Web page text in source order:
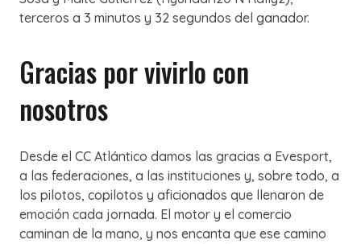
terceros a 3 minutos y 32 segundos del ganador.
Gracias por vivirlo con
nosotros
Desde el CC Atlántico damos las gracias a Evesport,
a las federaciones, a las instituciones y, sobre todo, a
los pilotos, copilotos y aficionados que llenaron de
emoción cada jornada. El motor y el comercio
caminan de la mano, y nos encanta que ese camino